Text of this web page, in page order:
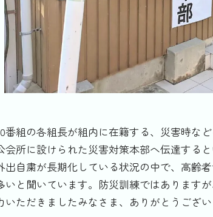
番組の各組長が組内に在籍する、災害時な
所に設けられた災害対策本部へ伝達すると
自粛が長期化している状況の中で、高齢
と聞いています。防災訓練ではあります
ただきましたみなさま、ありがとうござい